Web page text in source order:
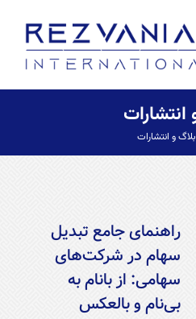
انتشارات
بلاگ و انتشارات
راهنمای جامع تبدیل
سهام در شرکت‌های
سهامی: از بانام به
بی‌نام و بالعکس